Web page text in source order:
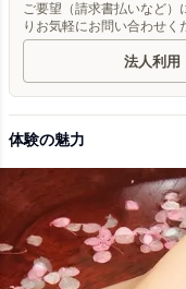
ご要望（請求書払いなど）
りお気軽にお問い合わせく
法人利用
体験の魅力